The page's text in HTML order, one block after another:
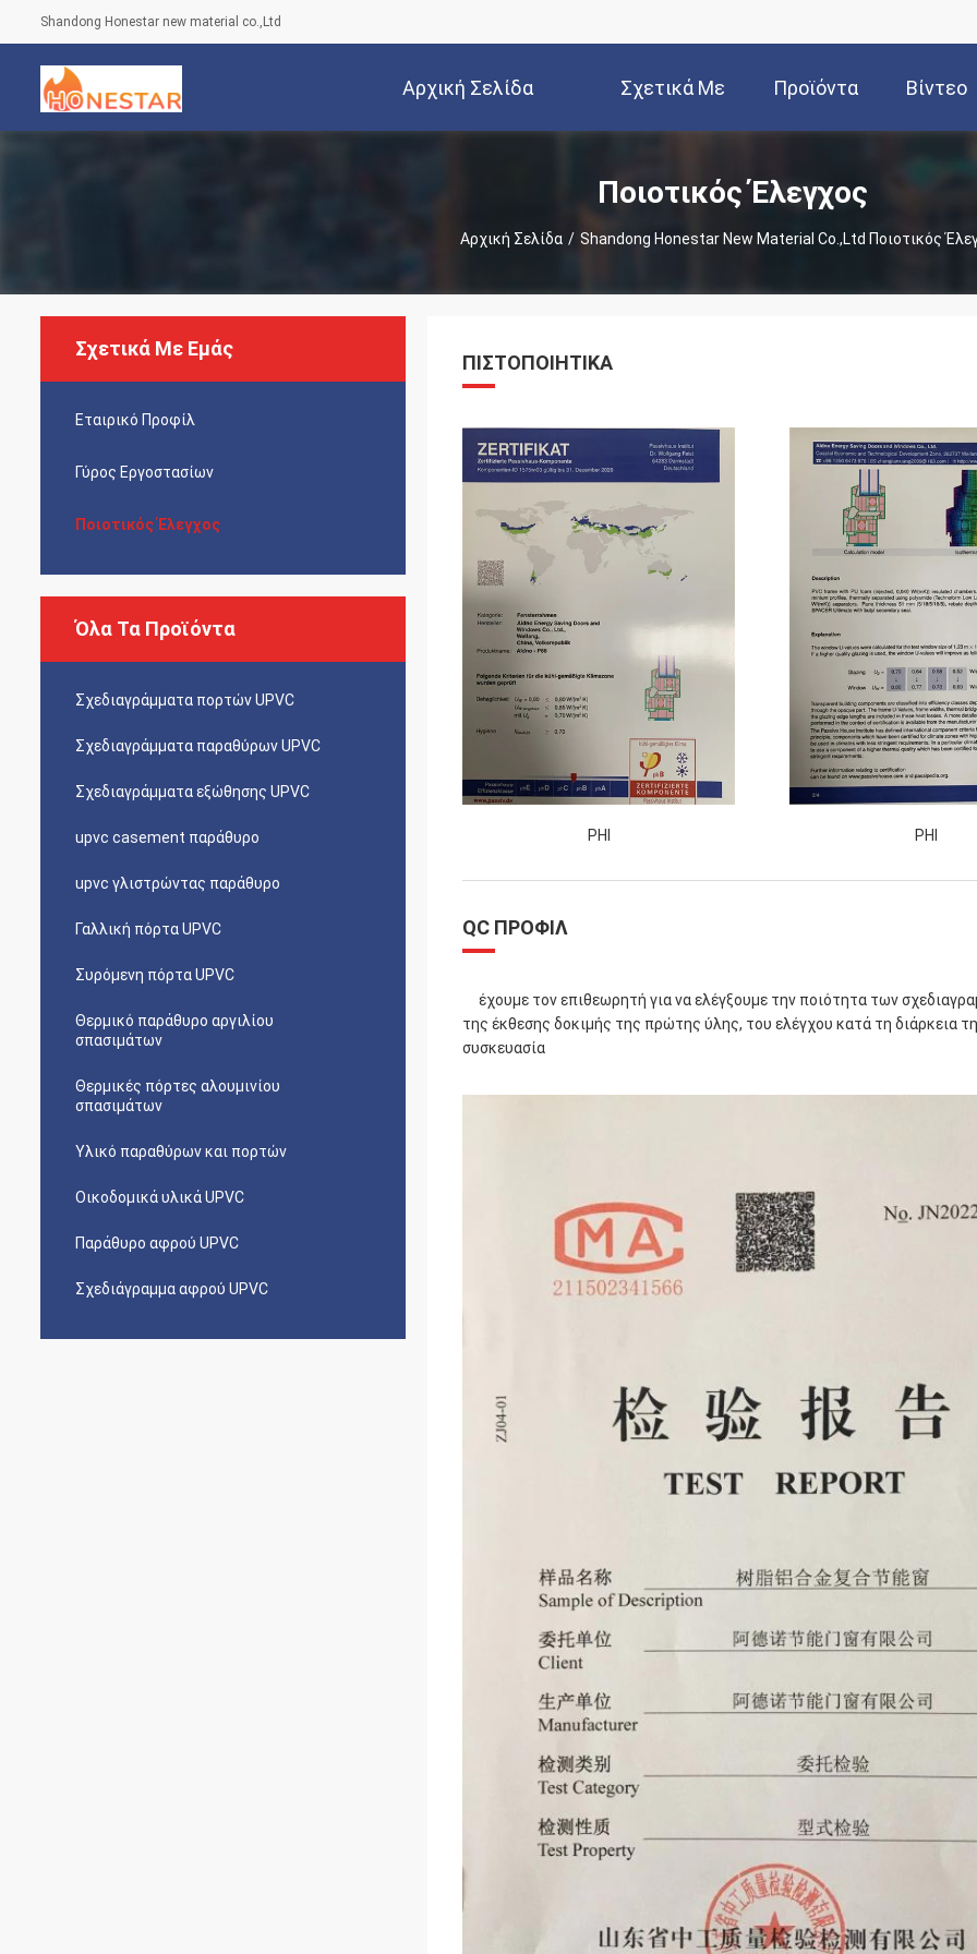
Shandong Honestar new material co.,Ltd
Αρχική Σελίδα Σχετικά Με
Εμάς
Προϊόντα Βίντεο
Ποιοτικός Έλεγχος
Αρχική Σελίδα / Shandong Honestar New Material Co.,Ltd Ποιοτικός
Σχετικά Με Εμάς
Εταιρικό Προφίλ
Γύρος Εργοστασίων
Ποιοτικός Έλεγχος
Όλα Τα Προϊόντα
Σχεδιαγράμματα πορτών UPVC
Σχεδιαγράμματα παραθύρων UPVC
Σχεδιαγράμματα εξώθησης UPVC
upvc casement παράθυρο
upvc γλιστρώντας παράθυρο
Γαλλική πόρτα UPVC
Συρόμενη πόρτα UPVC
Θερμικό παράθυρο αργιλίου
σπασιμάτων
Θερμικές πόρτες αλουμινίου
σπασιμάτων
Υλικό παραθύρων και πορτών
Οικοδομικά υλικά UPVC
Παράθυρο αφρού UPVC
Σχεδιάγραμμα αφρού UPVC
ΠΙΣΤΟΠΟΙΗΤΙΚΆ
PHI PHI
QC ΠΡΟΦΊΛ
έχουμε τον επιθεωρητή για να ελέγξουμε την ποιότητα των
της έκθεσης δοκιμής της πρώτης ύλης, του ελέγχου κατά τη διάρκεια
συσκευασία